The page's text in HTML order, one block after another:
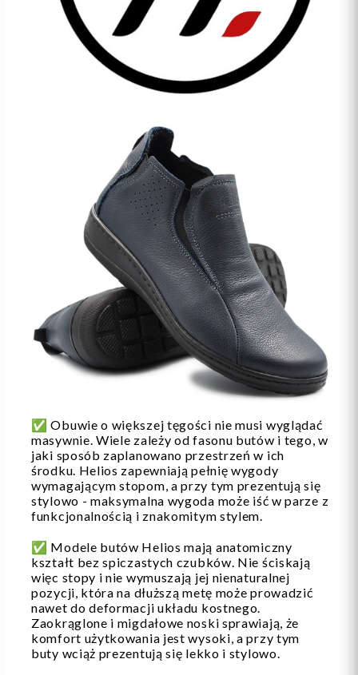
✅ Obuwie o większej tęgości nie musi wyglądać
masywnie. Wiele zależy od fasonu butów i tego, w
jaki sposób zaplanowano przestrzeń w ich
środku. Helios zapewniają pełnię wygody
wymagającym stopom, a przy tym prezentują się
stylowo - maksymalna wygoda może iść w parze z
funkcjonalnością i znakomitym stylem.
✅ Modele butów Helios mają anatomiczny
kształt bez spiczastych czubków. Nie ściskają
więc stopy i nie wymuszają jej nienaturalnej
pozycji, która na dłuższą metę może prowadzić
nawet do deformacji układu kostnego.
Zaokrąglone i migdałowe noski sprawiają, że
komfort użytkowania jest wysoki, a przy tym
buty wciąż prezentują się lekko i stylowo.